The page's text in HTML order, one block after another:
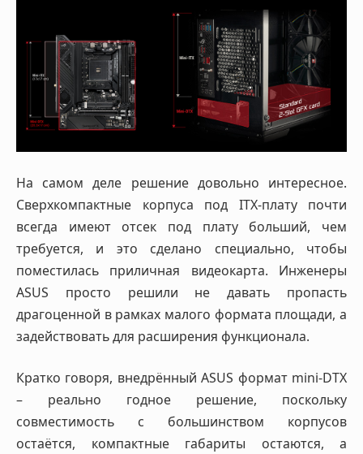
На самом деле решение довольно интересное.
Сверхкомпактные корпуса под ITX-плату почти
всегда имеют отсек под плату больший, чем
требуется, и это сделано специально, чтобы
поместилась приличная видеокарта. Инженеры
ASUS просто решили не давать пропасть
драгоценной в рамках малого формата площади, а
задействовать для расширения функционала.
Кратко говоря, внедрённый ASUS формат mini-DTX
– реально годное решение, поскольку
совместимость с большинством корпусов
остаётся, компактные габариты остаются, а